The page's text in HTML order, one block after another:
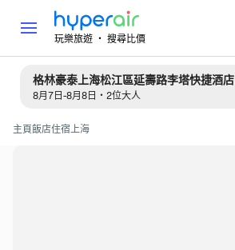
玩樂旅遊 ‧ 搜尋比價
格林豪泰上海松江區延壽路李塔快捷酒店
8月7日-8月8日・2位大人
主頁飯店住宿上海